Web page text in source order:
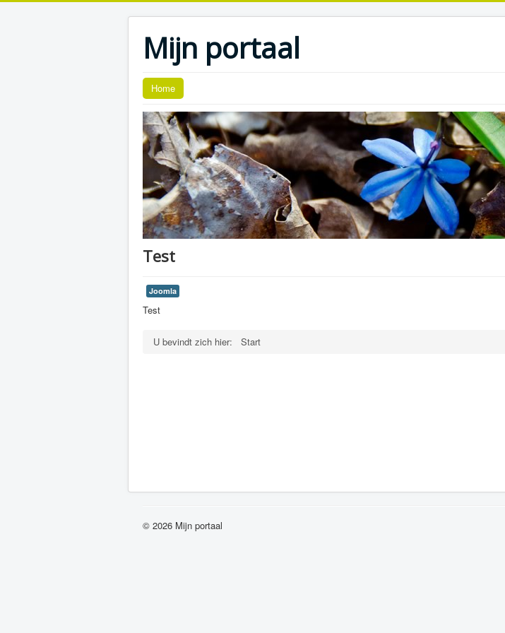
Mijn portaal
Home
Test
Joomla
Test
U bevindt zich hier: Start
© 2026 Mijn portaal